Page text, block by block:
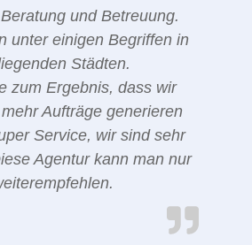
und Betreuung.
unter einigen Begriffen in
Städten.
zum Ergebnis, dass wir
Aufträge generieren
Service, wir sind sehr
Agentur kann man nur